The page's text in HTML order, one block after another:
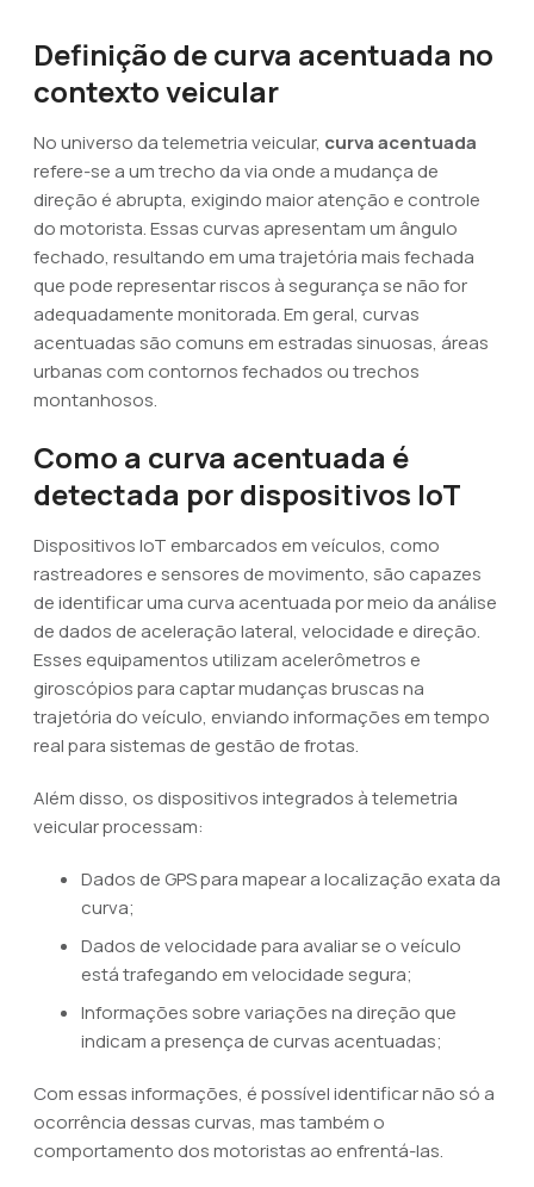
Definição de curva acentuada no
contexto veicular
No universo da telemetria veicular, curva acentuada
refere-se a um trecho da via onde a mudança de
direção é abrupta, exigindo maior atenção e controle
do motorista. Essas curvas apresentam um ângulo
fechado, resultando em uma trajetória mais fechada
que pode representar riscos à segurança se não for
adequadamente monitorada. Em geral, curvas
acentuadas são comuns em estradas sinuosas, áreas
urbanas com contornos fechados ou trechos
montanhosos.
Como a curva acentuada é
detectada por dispositivos IoT
Dispositivos IoT embarcados em veículos, como
rastreadores e sensores de movimento, são capazes
de identificar uma curva acentuada por meio da análise
de dados de aceleração lateral, velocidade e direção.
Esses equipamentos utilizam acelerômetros e
giroscópios para captar mudanças bruscas na
trajetória do veículo, enviando informações em tempo
real para sistemas de gestão de frotas.
Além disso, os dispositivos integrados à telemetria
veicular processam:
Dados de GPS para mapear a localização exata da
curva;
Dados de velocidade para avaliar se o veículo
está trafegando em velocidade segura;
Informações sobre variações na direção que
indicam a presença de curvas acentuadas;
Com essas informações, é possível identificar não só a
ocorrência dessas curvas, mas também o
comportamento dos motoristas ao enfrentá-las.